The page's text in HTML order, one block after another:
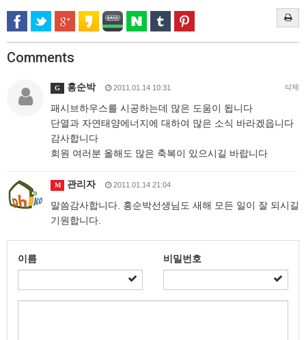
Comments
G 홍순박 2011.01.14 10:31 삭제
패시브하우스를 시공하는데 많은 도움이 됩니다
단열과 자연태양에너지에 대하여 많은 소식 바라겠읍니다
감사합니다
회원 여러분 올해도 많은 축복이 있으시길 바랍니다
M 관리자 2011.01.14 21:04
말씀감사합니다. 홍순박선생님도 새해 모든 일이 잘 되시길
기원합니다.
이름 비밀번호